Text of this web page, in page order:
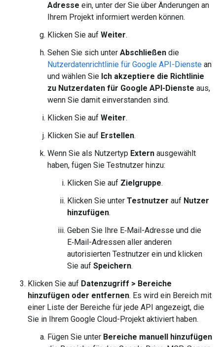
Adresse ein, unter der Sie über Änderungen an
Ihrem Projekt informiert werden können.
Klicken Sie auf Weiter.
Sehen Sie sich unter Abschließen die
Nutzerdatenrichtlinie für Google API-Dienste an
und wählen Sie Ich akzeptiere die Richtlinie
zu Nutzerdaten für Google API-Dienste aus,
wenn Sie damit einverstanden sind.
Klicken Sie auf Weiter.
Klicken Sie auf Erstellen.
Wenn Sie als Nutzertyp Extern ausgewählt
haben, fügen Sie Testnutzer hinzu:
Klicken Sie auf Zielgruppe.
Klicken Sie unter Testnutzer auf Nutzer
hinzufügen.
Geben Sie Ihre E‑Mail-Adresse und die
E‑Mail-Adressen aller anderen
autorisierten Testnutzer ein und klicken
Sie auf Speichern.
Klicken Sie auf Datenzugriff > Bereiche
hinzufügen oder entfernen. Es wird ein Bereich mit
einer Liste der Bereiche für jede API angezeigt, die
Sie in Ihrem Google Cloud-Projekt aktiviert haben.
Fügen Sie unter Bereiche manuell hinzufügen